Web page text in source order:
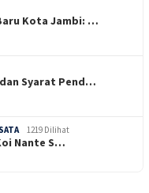
Kota Jambi: …
Syarat Pend…
1219 Dilihat
Nante S…